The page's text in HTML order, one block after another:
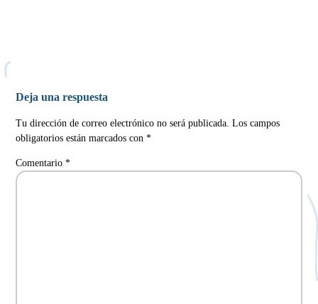
Deja una respuesta
Tu dirección de correo electrónico no será publicada. Los campos
obligatorios están marcados con*
Comentario*